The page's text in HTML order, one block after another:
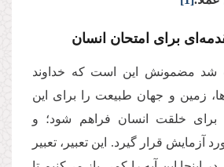
برای امتحان انسان
شد مضمونش این است که خداوند
زمین و جهان طبیعت را برای این
برای خلقت انسان فراهم شود؛ و
آزمایش قرار گیرد. این تعبیر، تعبیر